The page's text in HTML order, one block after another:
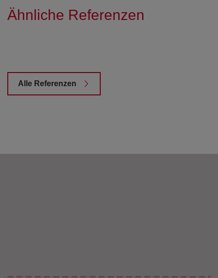
Ähnliche Referenzen
Alle Referenzen